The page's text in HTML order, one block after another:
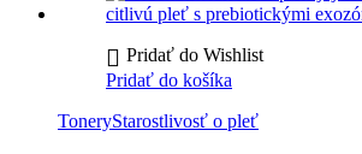
Pridať do Wishlist
Pridať do košíka
ToneryStarostlivosť o pleť